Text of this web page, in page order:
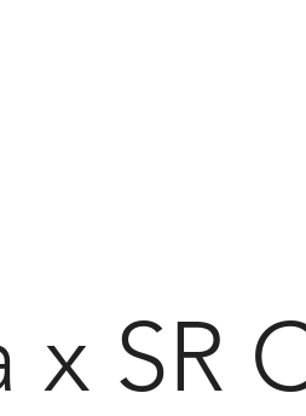
x SR